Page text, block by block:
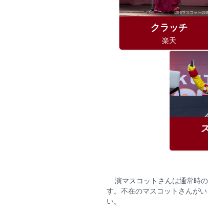
クラッチ
楽天
演マスコットさんは通常時
す。不在のマスコットさんが
い。